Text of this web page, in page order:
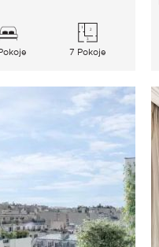
7 Pokoje